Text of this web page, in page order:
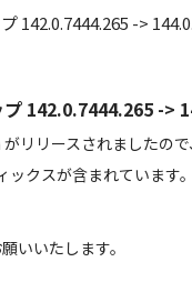
142.0.7444.265 ->
142.0.7444.265 ->
リリースされましたの
クスが含まれています
いいたします。